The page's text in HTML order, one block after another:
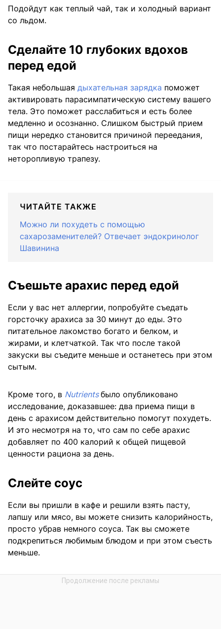
Подойдут как теплый чай, так и холодный вариант
со льдом.
Сделайте 10 глубоких вдохов
перед едой
Такая небольшая дыхательная зарядка поможет
активировать парасимпатическую систему вашего
тела. Это поможет расслабиться и есть более
медленно и осознанно. Слишком быстрый прием
пищи нередко становится причиной переедания,
так что постарайтесь настроиться на
неторопливую трапезу.
ЧИТАЙТЕ ТАКЖЕ
Можно ли похудеть с помощью
сахарозаменителей? Отвечает эндокринолог
Шавинина
Съешьте арахис перед едой
Если у вас нет аллергии, попробуйте съедать
горсточку арахиса за 30 минут до еды. Это
питательное лакомство богато и белком, и
жирами, и клетчаткой. Так что после такой
закуски вы съедите меньше и останетесь при этом
сытым.
Кроме того, в Nutrientsбыло опубликовано
исследование, доказавшее: два приема пищи в
день с арахисом действительно помогут похудеть.
И это несмотря на то, что сам по себе арахис
добавляет по 400 калорий к общей пищевой
ценности рациона за день.
Слейте соус
Если вы пришли в кафе и решили взять пасту,
лапшу или мясо, вы можете снизить калорийность,
просто убрав немного соуса. Так вы сможете
подкрепиться любимым блюдом и при этом съесть
меньше.